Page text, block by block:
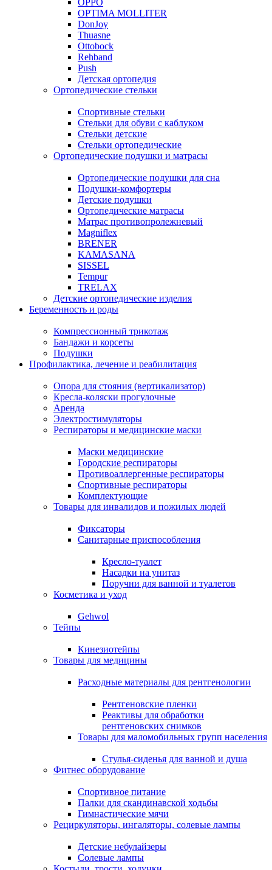
OPPO
OPTIMA MOLLITER
DonJoy
Thuasne
Ottobock
Rehband
Push
Детская ортопедия
Ортопедические стельки
Спортивные стельки
Стельки для обуви с каблуком
Стельки детские
Стельки ортопедические
Ортопедические подушки и матрасы
Ортопедические подушки для сна
Подушки-комфортеры
Детские подушки
Ортопедические матрасы
Матрас противопролежневый
Magniflex
BRENER
KAMASANA
SISSEL
Tempur
TRELAX
Детские ортопедические изделия
Беременность и роды
Компрессионный трикотаж
Бандажи и корсеты
Подушки
Профилактика, лечение и реабилитация
Опора для стояния (вертикализатор)
Кресла-коляски прогулочные
Аренда
Электростимуляторы
Респираторы и медицинские маски
Маски медицинские
Городские респираторы
Противоаллергенные респираторы
Спортивные респираторы
Комплектующие
Товары для инвалидов и пожилых людей
Фиксаторы
Санитарные приспособления
Кресло-туалет
Насадки на унитаз
Поручни для ванной и туалетов
Косметика и уход
Gehwol
Тейпы
Кинезиотейпы
Товары для медицины
Расходные материалы для рентгенологии
Рентгеновские пленки
Реактивы для обработки
рентгеновских снимков
Товары для маломобильных групп населения
Стулья-сиденья для ванной и душа
Фитнес оборудование
Спортивное питание
Палки для скандинавской ходьбы
Гимнастические мячи
Рециркуляторы, ингаляторы, солевые лампы
Детские небулайзеры
Солевые лампы